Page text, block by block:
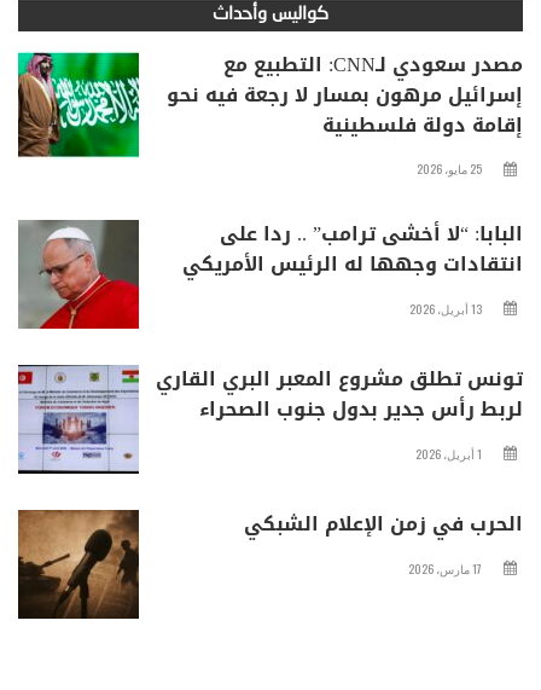
كواليس وأحداث
مصدر سعودي لـCNN: التطبيع مع
إسرائيل مرهون بمسار لا رجعة فيه نحو
إقامة دولة فلسطينية
25 مايو، 2026
البابا: “لا أخشى ترامب” .. ردا على
انتقادات وجهها له الرئيس الأمريكي
13 أبريل، 2026
تونس تطلق مشروع المعبر البري القاري
لربط رأس جدير بدول جنوب الصحراء
1 أبريل، 2026
الحرب في زمن الإعلام الشبكي
17 مارس، 2026